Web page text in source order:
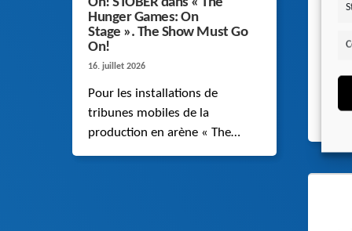
Hunger Games: On
Stage ». The Show Must Go
On!
16. juillet 2026
Pour les installations de
tribunes mobiles de la
production en arène « The
par